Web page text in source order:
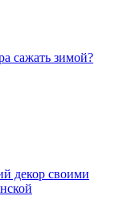
сажать зимой?
декор своими